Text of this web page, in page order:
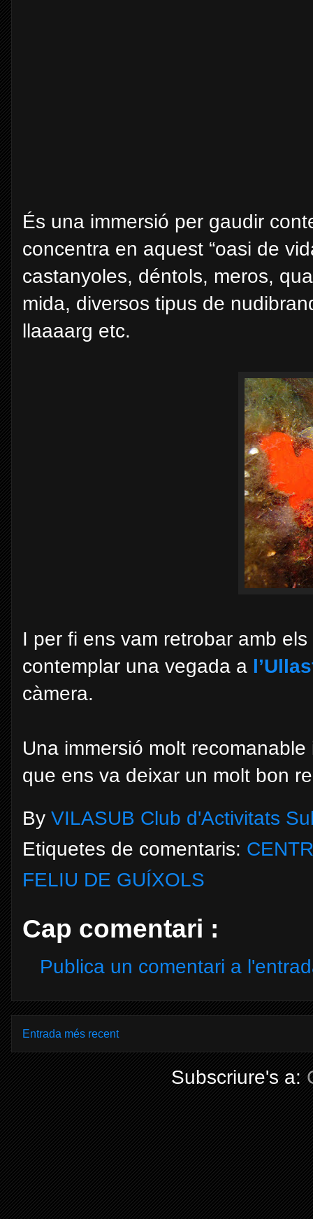
És una immersió per gaudir
concentra en aquest “oasi de
castanyoles, déntols, meros,
mida, diversos tipus de
llaaaarg etc.
I per fi ens vam retrobar amb
contemplar una vegada a
càmera.
Una immersió molt
que ens va deixar un molt bon
By VILASUB Club d'Activitats
Etiquetes de comentaris:
FELIU DE GUÍXOLS
Cap comentari :
Publica un comentari a
Entrada més recent
Subscriure's a: